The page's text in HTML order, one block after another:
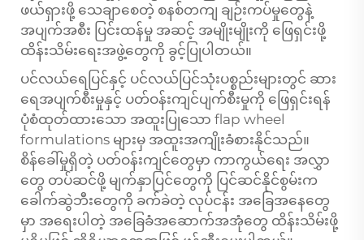
ဖယ်ရှားဖို့ သေချာစေတဲ့ စနစ်တကျ ချဉ်းကပ်မှုတွေနဲ့
အပျက်အစီး ပြင်းထန်မှု အဆင့် အမျိုးမျိုးကို ဖြေရှင်းဖို့
ထိန်းသိမ်းရေးအဖွဲ့တွေကို ခွင့်ပြုပါတယ်။
ပင်လယ်ရေပြင်နှင့် ပင်လယ်ပြင်သုံးပစ္စည်းများတွင် ဆား
ရေအပျက်စီးမှုနှင့် ပတ်ဝန်းကျင်ပျက်စီးမှုကို ဖြေရှင်းရန်
ပုံစံထုတ်ထားသော အထူးပြုသော flap wheel
formulations များမှ အထူးအကျိုးခံစားနိုင်သည်။
စိန်ခေါ်မှုရှိတဲ့ ပတ်ဝန်းကျင်တွေမှာ ကာကွယ်ရေး အလွှာ
တွေ တပ်ဆင်ဖို့ မျက်နှာပြင်တွေကို ပြင်ဆင်နိုင်စွမ်းက
ခေါက်ဆွဲဘီးတွေကို ခက်ခဲတဲ့ လုပ်ငန်း အခြေအနေတွေ
မှာ အရေးပါတဲ့ အခြေခံအဆောက်အအုံတွေ ထိန်းသိမ်းဖို့